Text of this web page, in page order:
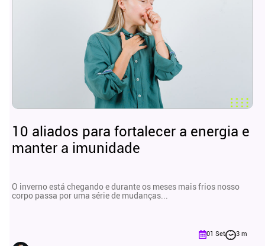
10 aliados para fortalecer a energia e
manter a imunidade
O inverno está chegando e durante os meses mais frios nosso
corpo passa por uma série de mudanças...
01 Set 3 m